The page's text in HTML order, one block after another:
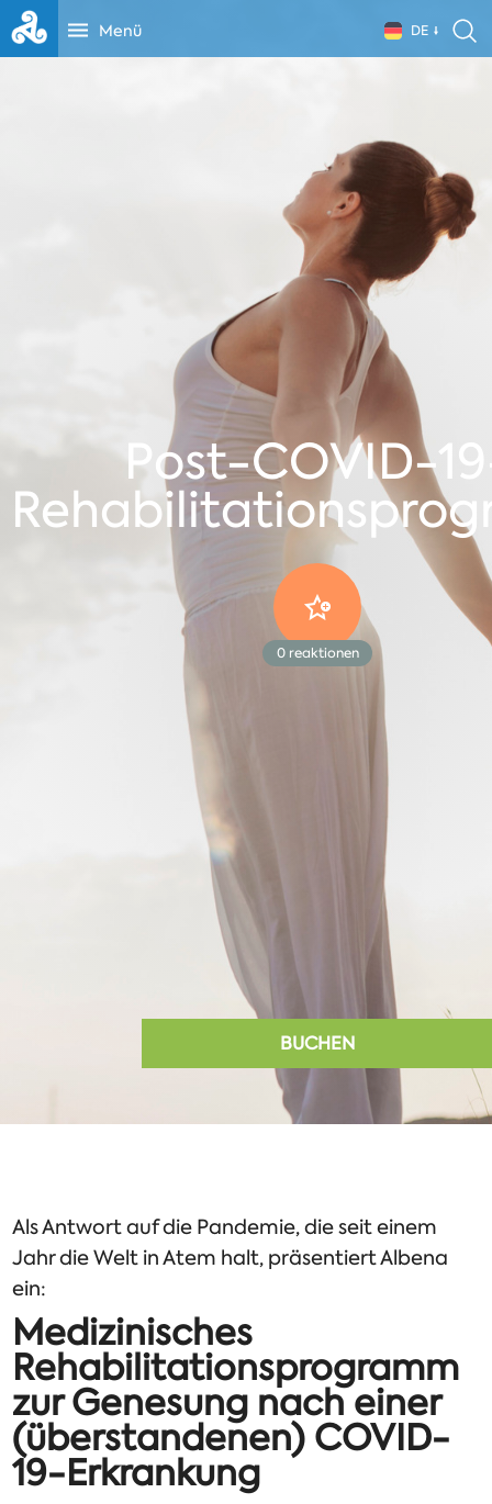
Menü DE
Post-COVID-
0reaktionen
BUCHEN
Als Antwort auf die Pandemie, die seit einem
Jahr die Welt in Atem halt, präsentiert Albena
ein:
Medizinisches
Rehabilitationsprogramm
zur Genesung nach einer
(überstandenen) COVID-
19-Erkrankung